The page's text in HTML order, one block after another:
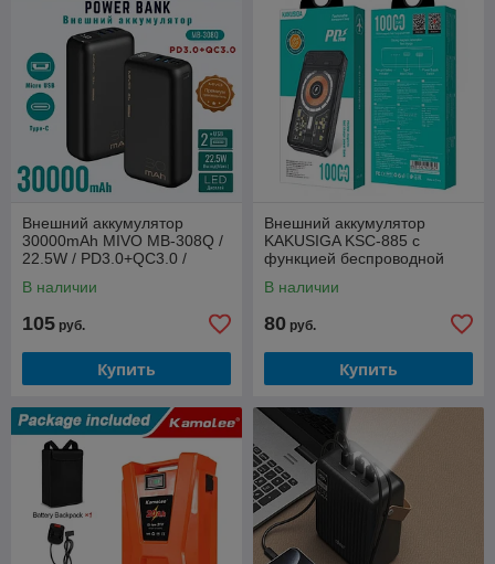
Внешний аккумулятор
30000mAh MIVO MB-308Q /
22.5W / PD3.0+QC3.0 /
LED
В наличии
105 руб.
Купить
Внешний аккумулятор
KAKUSIGA KSC-885 с
функцией беспроводной
В наличии
80 руб.
Купить